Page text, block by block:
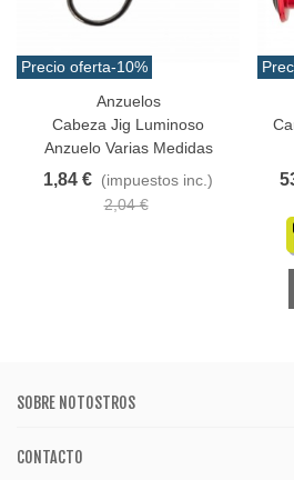
Precio oferta-10%
Anzuelos
Cabeza Jig Luminoso
Anzuelo Varias Medidas
1,84 € (impuestos inc.)
2,04 €
SOBRE NOTOSTROS
CONTACTO